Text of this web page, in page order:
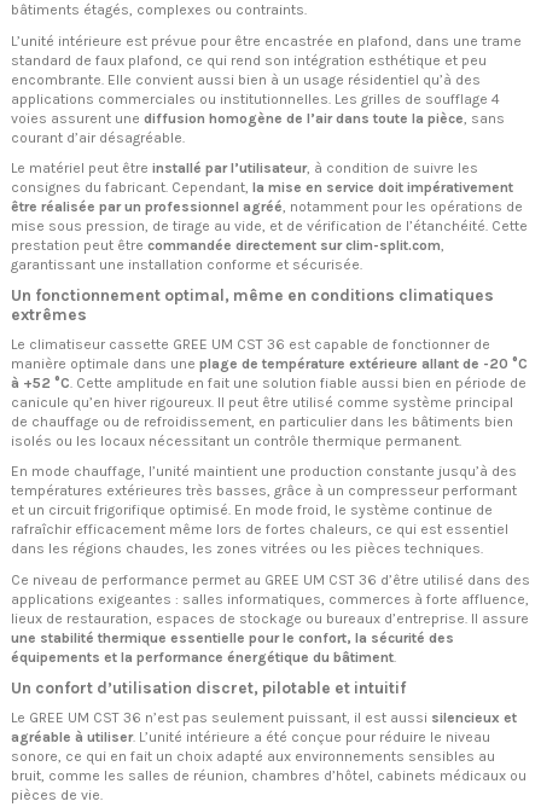
bâtiments étagés, complexes ou contraints.
L’unité intérieure est prévue pour être encastrée en plafond, dans une trame
standard de faux plafond, ce qui rend son intégration esthétique et peu
encombrante. Elle convient aussi bien à un usage résidentiel qu’à des
applications commerciales ou institutionnelles. Les grilles de soufflage 4
voies assurent une diffusion homogène de l’air dans toute la pièce , sans
courant d’air désagréable.
Le matériel peut être installé par l’utilisateur, à condition de suivre les
consignes du fabricant. Cependant, la mise en service doit impérativement
être réalisée par un professionnel agréé, notamment pour les opérations de
mise sous pression, de tirage au vide, et de vérification de l’étanchéité. Cette
prestation peut être commandée directement sur clim-split.com,
garantissant une installation conforme et sécurisée.
Un fonctionnement optimal, même en conditions climatiques
extrêmes
Le climatiseur cassette GREE UM CST 36 est capable de fonctionner de
manière optimale dans une plage de température extérieure allant de -20 °C
à +52 °C . Cette amplitude en fait une solution fiable aussi bien en période de
canicule qu’en hiver rigoureux. Il peut être utilisé comme système principal
de chauffage ou de refroidissement, en particulier dans les bâtiments bien
isolés ou les locaux nécessitant un contrôle thermique permanent.
En mode chauffage, l’unité maintient une production constante jusqu’à des
températures extérieures très basses, grâce à un compresseur performant
et un circuit frigorifique optimisé. En mode froid, le système continue de
rafraîchir efficacement même lors de fortes chaleurs, ce qui est essentiel
dans les régions chaudes, les zones vitrées ou les pièces techniques.
Ce niveau de performance permet au GREE UM CST 36 d’être utilisé dans des
applications exigeantes : salles informatiques, commerces à forte affluence,
lieux de restauration, espaces de stockage ou bureaux d’entreprise. Il assure
une stabilité thermique essentielle pour le confort, la sécurité des
équipements et la performance énergétique du bâtiment.
Un confort d’utilisation discret, pilotable et intuitif
Le GREE UM CST 36 n’est pas seulement puissant, il est aussi silencieux et
agréable à utiliser. L’unité intérieure a été conçue pour réduire le niveau
sonore, ce qui en fait un choix adapté aux environnements sensibles au
bruit, comme les salles de réunion, chambres d’hôtel, cabinets médicaux ou
pièces de vie.